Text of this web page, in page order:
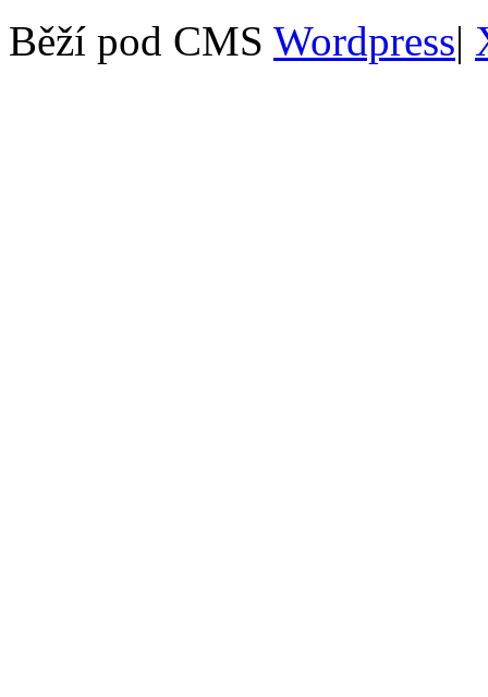
Běží pod CMS Wordpress|